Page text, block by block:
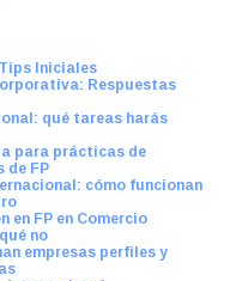
Iniciales
Respuestas
qué tareas harás
para prácticas de
de FP
cómo funcionan
en FP en Comercio
no
empresas perfiles y